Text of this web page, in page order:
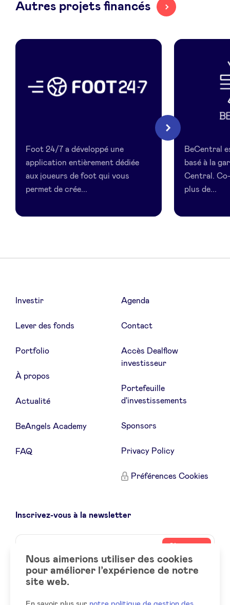
Autres projets financés
Foot 24/7 a développé une
application entièrement dédiée
aux joueurs de foot qui vous
permet de crée...
BeCentral
basé à la
Central.
plus de...
Suivant
Investir
Lever des fonds
Portfolio
À propos
Actualité
BeAngels Academy
FAQ
Agenda
Contact
Accès Dealflow
investisseur
Portefeuille
d'investissements
Sponsors
Privacy Policy
Préférences Cookies
Inscrivez-vous à la newsletter
Name
Votre
email
Social
LinkedIn
Nous aimerions utiliser des cookies
pour améliorer l’expérience de notre
site web.